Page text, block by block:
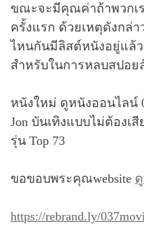
ขณะจะมีคุณค่าถ้าพวกเ
ครั้งแรก ด้วยเหตุดังกล่
ไหนกันมีลิสต์หนังอยู่แล้ว
สำหรับในการหลบสปอย
หนังใหม่ ดูหนังออนไลน์
Jon บันเทิงแบบไม่ต้องเ
รุ่น Top 73
ขอขอบพระคุณwebsite
https://rebrand.ly/